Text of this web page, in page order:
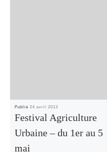
Publié 24 avril 2013
Festival Agriculture
Urbaine – du 1er au 5
mai